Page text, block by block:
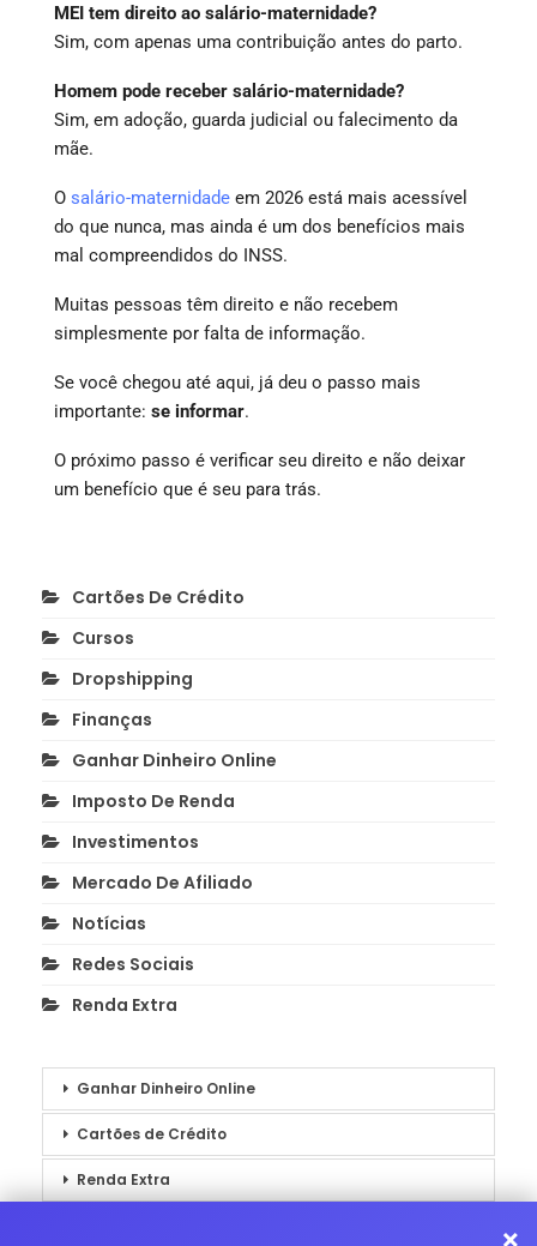
MEI tem direito ao salário-maternidade?
Sim, com apenas uma contribuição antes do parto.
Homem pode receber salário-maternidade?
Sim, em adoção, guarda judicial ou falecimento da
mãe.
O salário-maternidade em 2026 está mais acessível
do que nunca, mas ainda é um dos benefícios mais
mal compreendidos do INSS.
Muitas pessoas têm direito e não recebem
simplesmente por falta de informação.
Se você chegou até aqui, já deu o passo mais
importante: se informar.
O próximo passo é verificar seu direito e não deixar
um benefício que é seu para trás.
Cartões De Crédito
Cursos
Dropshipping
Finanças
Ganhar Dinheiro Online
Imposto De Renda
Investimentos
Mercado De Afiliado
Notícias
Redes Sociais
Renda Extra
Ganhar Dinheiro Online
Cartões de Crédito
Renda Extra